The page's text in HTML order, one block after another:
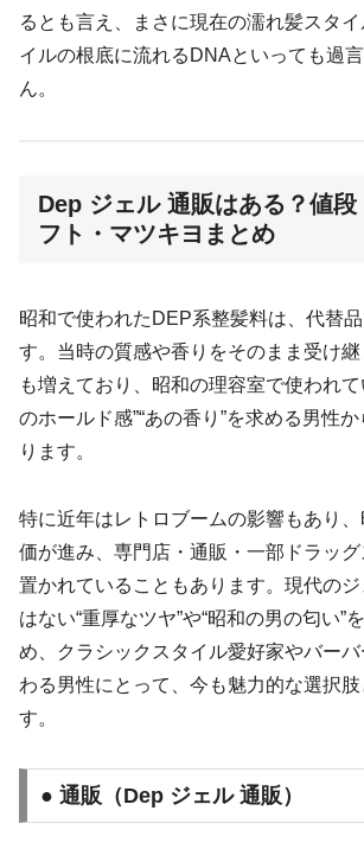
るとも言え、まさに現在の濡れ髪スタ
イルの根底に流れるDNAといっても過
ん。
Dep ジェル 通販はある？値段
フト・マツキヨまとめ
昭和で使われたDEP系整髪料は、代替
す。当時の質感や香りをそのまま受け
も増えており、昭和の理容室で使われて
のホールド感”“あの香り”を求める男性
ります。
特に近年はレトロブームの影響もあり
価が進み、専門店・通販・一部ドラッグ
置かれていることもあります。現代の
はない“重厚なツヤ”や“昭和の男の匂い”
め、クラシックスタイル愛好家やバー
わる男性にとって、今も魅力的な選択
す。
● 通販（Dep ジェル 通販）